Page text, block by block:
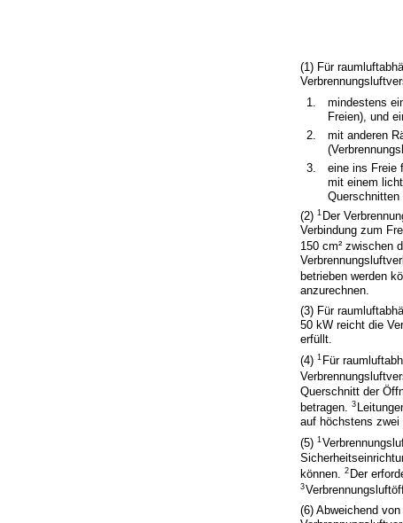
(1) Für
1.
mindestens
Freien), und
2.
mit anderen
3.
eine ins Freie
mit einem
Querschnitten
(2)1 Der
Verbindung zum
150 cm² zwischen
betrieben werden
anzurechnen.
(3) Für
50 kW reicht die
erfüllt.
(4)1 Für
Querschnitt der
betragen.3
auf höchstens zwei
(5)1
können.2 Der
3
(6) Abweichend